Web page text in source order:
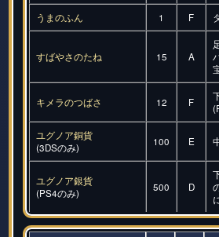
うまのふん 1 F
すばやさのたね 15 A
キメラのつばさ 12 F
ユグノア銅貨
(3DSのみ)
100 E
ユグノア銀貨
(PS4のみ)
500 D